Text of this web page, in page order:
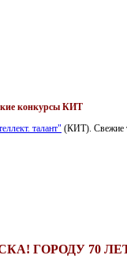
конкурсы КИТ
талант" (КИТ). Свежие
ГОРОДУ 70